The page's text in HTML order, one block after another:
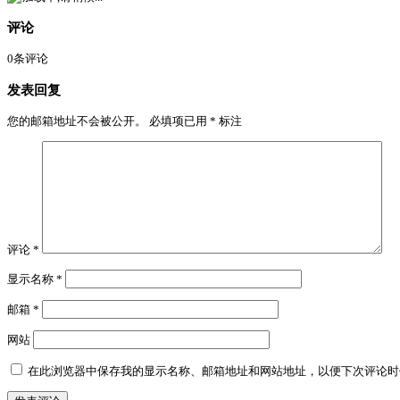
评论
0条评论
发表回复
您的邮箱地址不会被公开。 必填项已用 * 标注
评论 *
显示名称 *
邮箱 *
网站
在此浏览器中保存我的显示名称、邮箱地址和网站地址，以便下次评论